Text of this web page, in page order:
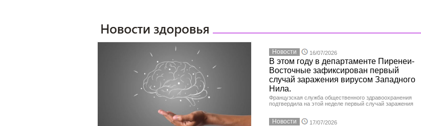
Новости 16/07/2026
В этом году в департаменте Пиренеи-
Восточные зафиксирован первый
случай заражения вирусом Западного
Нила.
Французская служба общественного здравоохранения
подтвердила на этой неделе первый случай заражения
Новости 17/07/2026